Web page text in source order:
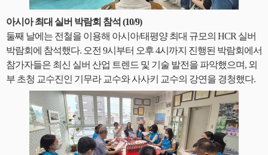
아시아 최대 실버 박람회 참석 (10/9)
둘째 날에는 전철을 이용해 아시아/태평양 최대 규모의 HCR 실버
박람회에 참석했다. 오전 9시부터 오후 4시까지 진행된 박람회에서
참가자들은 최신 실버 산업 트렌드 및 기술 발전을 파악했으며, 외
부 초청 교수진인 기무라 교수와 사사키 교수의 강연을 경청했다.